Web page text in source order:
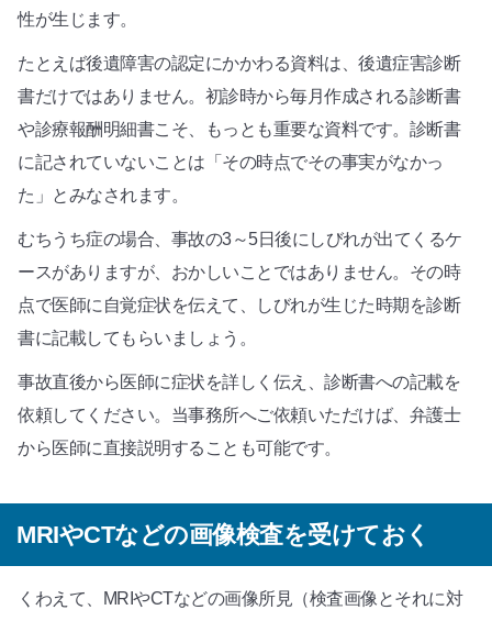
性が生じます。
たとえば後遺障害の認定にかかわる資料は、後遺症害診断
書だけではありません。初診時から毎月作成される診断書
や診療報酬明細書こそ、もっとも重要な資料です。診断書
に記されていないことは「その時点でその事実がなかっ
た」とみなされます。
むちうち症の場合、事故の3～5日後にしびれが出てくるケ
ースがありますが、おかしいことではありません。その時
点で医師に自覚症状を伝えて、しびれが生じた時期を診断
書に記載してもらいましょう。
事故直後から医師に症状を詳しく伝え、診断書への記載を
依頼してください。当事務所へご依頼いただけば、弁護士
から医師に直接説明することも可能です。
MRIやCTなどの画像検査を受けておく
くわえて、MRIやCTなどの画像所見（検査画像とそれに対